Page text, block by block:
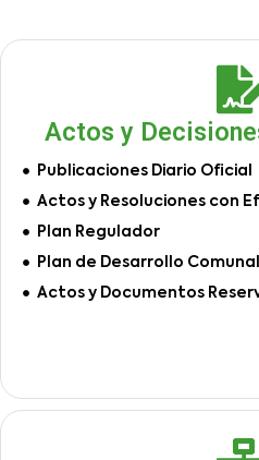
Actos y
Publicaciones Diario Oficial
Actos y Resoluciones con
Plan Regulador
Plan de Desarrollo Comunal
Actos y Documentos